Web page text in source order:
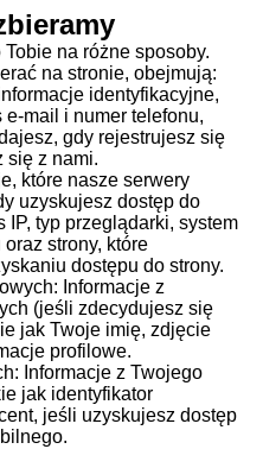
na różne sposoby.
na stronie, obejmują:
identyfikacyjne,
mail i numer telefonu,
gdy rejestrujesz się
się z nami.
które nasze serwery
uzyskujesz dostęp do
IP, typ przeglądarki, system
strony, które
dostępu do strony.
Informacje z
(jeśli zdecydujesz się
jak Twoje imię, zdjęcie
profilowe.
Informacje z Twojego
jak identyfikator
jeśli uzyskujesz dostęp